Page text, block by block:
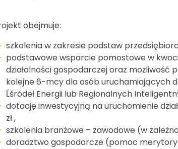
obejmuje:
szkolenia w zakresie podstaw
podstawowe wsparcie pomostowe w
działalności gospodarczej oraz możliwość
kolejne 6-mcy dla osób uruchamiających
Ĺšródeł Energii lub Regionalnych
dotację inwestycyjną na uruchomienie
zł ,
szkolenia branżowe – zawodowe (w
doradztwo gospodarcze (pomoc